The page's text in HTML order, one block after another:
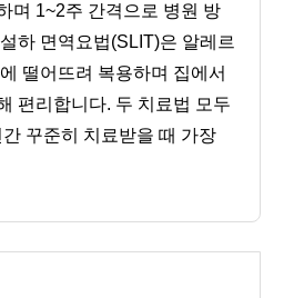
며 1~2주 간격으로 병원 방
하 면역요법(SLIT)은 알레르
떨어뜨려 복용하며 집에서
편리합니다. 두 치료법 모두
꾸준히 치료받을 때 가장